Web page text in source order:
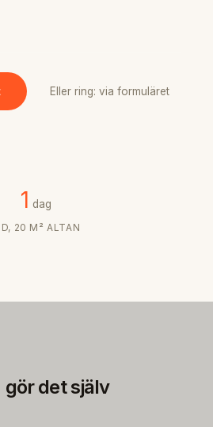
Eller ring: via formuläret
1 dag
20 M² ALTAN
det själv